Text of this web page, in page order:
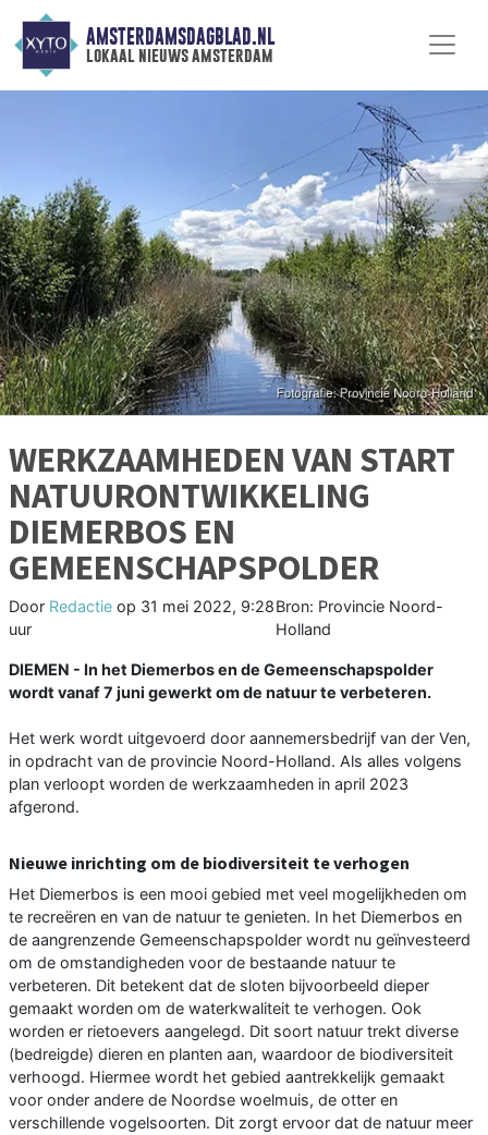
AMSTERDAMSDAGBLAD.NL
lokaal nieuws amsterdam
WERKZAAMHEDEN VAN START
NATUURONTWIKKELING
DIEMERBOS EN
GEMEENSCHAPSPOLDER
Door Redactie op 31 mei 2022, 9:28
uur
Bron: Provincie Noord-
Holland
DIEMEN - In het Diemerbos en de Gemeenschapspolder
wordt vanaf 7 juni gewerkt om de natuur te verbeteren.
Het werk wordt uitgevoerd door aannemersbedrijf van der Ven,
in opdracht van de provincie Noord-Holland. Als alles volgens
plan verloopt worden de werkzaamheden in april 2023
afgerond.
Nieuwe inrichting om de biodiversiteit te verhogen
Het Diemerbos is een mooi gebied met veel mogelijkheden om
te recreëren en van de natuur te genieten. In het Diemerbos en
de aangrenzende Gemeenschapspolder wordt nu geïnvesteerd
om de omstandigheden voor de bestaande natuur te
verbeteren. Dit betekent dat de sloten bijvoorbeeld dieper
gemaakt worden om de waterkwaliteit te verhogen. Ook
worden er rietoevers aangelegd. Dit soort natuur trekt diverse
(bedreigde) dieren en planten aan, waardoor de biodiversiteit
verhoogd. Hiermee wordt het gebied aantrekkelijk gemaakt
voor onder andere de Noordse woelmuis, de otter en
verschillende vogelsoorten. Dit zorgt ervoor dat de natuur meer